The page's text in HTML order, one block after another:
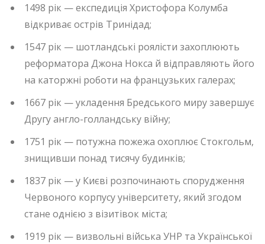
1498 рік — експедиція Христофора Колумба
відкриває острів Тринідад;
1547 рік — шотландські роялісти захоплюють
реформатора Джона Нокса й відправляють його
на каторжні роботи на французьких галерах;
1667 рік — укладення Бредського миру завершує
Другу англо-голландську війну;
1751 рік — потужна пожежа охоплює Стокгольм,
знищивши понад тисячу будинків;
1837 рік — у Києві розпочинають спорудження
Червоного корпусу університету, який згодом
стане однією з візитівок міста;
1919 рік — визвольні війська УНР та Української